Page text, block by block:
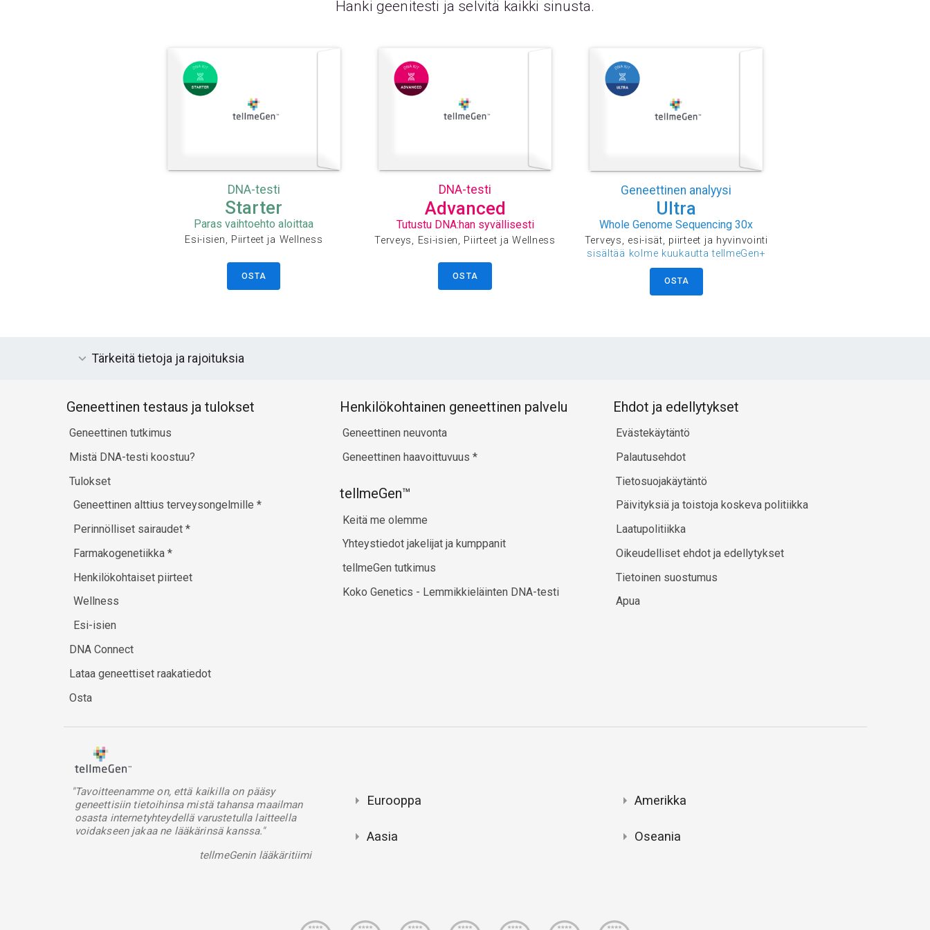
Hanki geenitesti ja selvitä kaikki sinusta.
DNA-testi
Starter
Paras vaihtoehto aloittaa
Esi-isien, Piirteet ja Wellness
OSTA
DNA-testi
Advanced
Tutustu DNA:han syvällisesti
Terveys, Esi-isien, Piirteet ja Wellness
OSTA
Geneettinen analyysi
Ultra
Whole Genome Sequencing 30x
Terveys, esi-isät, piirteet ja hyvinvointi
sisältää kolme kuukautta tellmeGen+
OSTA
Tärkeitä tietoja ja rajoituksia
Geneettinen testaus ja tulokset
Geneettinen tutkimus
Mistä DNA-testi koostuu?
Tulokset
Geneettinen alttius terveysongelmille *
Perinnölliset sairaudet *
Farmakogenetiikka *
Henkilökohtaiset piirteet
Wellness
Esi-isien
DNA Connect
Lataa geneettiset raakatiedot
Osta
Henkilökohtainen geneettinen palvelu
Geneettinen neuvonta
Geneettinen haavoittuvuus *
tellmeGen™
Keitä me olemme
Yhteystiedot jakelijat ja kumppanit
tellmeGen tutkimus
Koko Genetics - Lemmikkieläinten DNA-testi
Ehdot ja edellytykset
Evästekäytäntö
Palautusehdot
Tietosuojakäytäntö
Päivityksiä ja toistoja koskeva politiikka
Laatupolitiikka
Oikeudelliset ehdot ja edellytykset
Tietoinen suostumus
Apua
"Tavoitteenamme on, että kaikilla on pääsy
geneettisiin tietoihinsa mistä tahansa maailman
osasta internetyhteydellä varustetulla laitteella
voidakseen jakaa ne lääkärinsä kanssa."
tellmeGenin lääkäritiimi
Eurooppa
Aasia
Amerikka
Oseania